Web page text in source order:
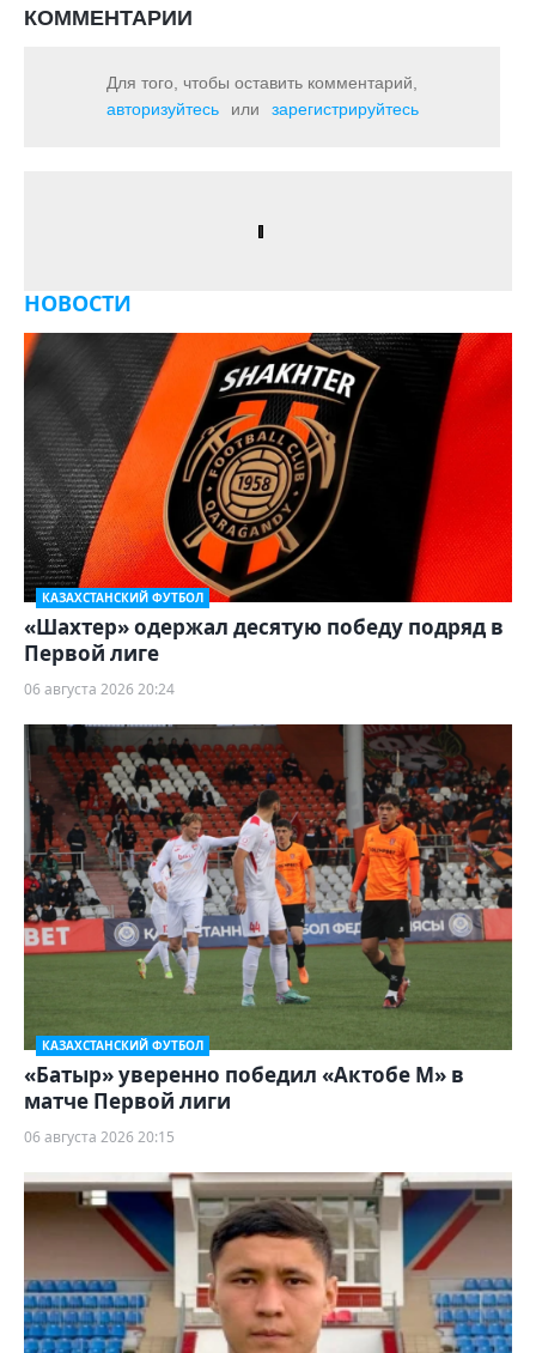
КОММЕНТАРИИ
Для того, чтобы оставить комментарий,
авторизуйтесь
или зарегистрируйтесь
НОВОСТИ
КАЗАХСТАНСКИЙ ФУТБОЛ
«Шахтер» одержал десятую победу подряд в
Первой лиге
06 августа 2026 20:24
КАЗАХСТАНСКИЙ ФУТБОЛ
«Батыр» уверенно победил «Актобе М» в
матче Первой лиги
06 августа 2026 20:15